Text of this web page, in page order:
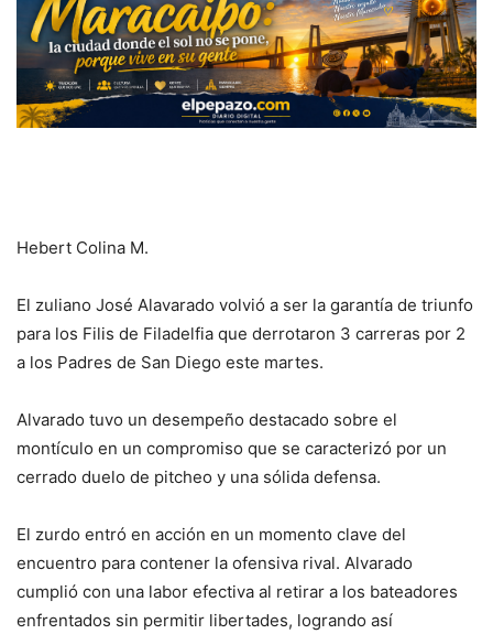
Hebert Colina M.
El zuliano José Alavarado volvió a ser la garantía de triunfo
para los Filis de Filadelfia que derrotaron 3 carreras por 2
a los Padres de San Diego este martes.
Alvarado tuvo un desempeño destacado sobre el
montículo en un compromiso que se caracterizó por un
cerrado duelo de pitcheo y una sólida defensa.
El zurdo entró en acción en un momento clave del
encuentro para contener la ofensiva rival. Alvarado
cumplió con una labor efectiva al retirar a los bateadores
enfrentados sin permitir libertades, logrando así